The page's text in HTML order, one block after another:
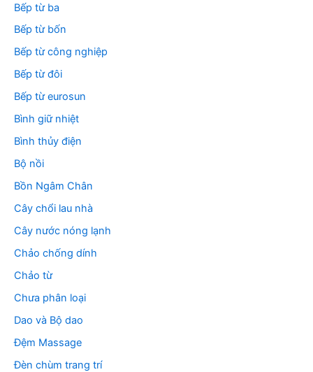
Bếp từ ba
Bếp từ bốn
Bếp từ công nghiệp
Bếp từ đôi
Bếp từ eurosun
Bình giữ nhiệt
Bình thủy điện
Bộ nồi
Bồn Ngâm Chân
Cây chổi lau nhà
Cây nước nóng lạnh
Chảo chống dính
Chảo từ
Chưa phân loại
Dao và Bộ dao
Đệm Massage
Đèn chùm trang trí